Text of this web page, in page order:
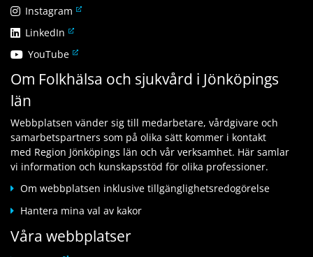
n
k
i
l
n
n
a
n
e
b
p
Instagram L
ä
k
i
a
n
n
a
n
e
b
b
LinkedIn L
n
k
l
l
a
n
a
n
e
YouTubeL
n
i
l
l
a
n
a
w
Om Folkhälsa och sjukvård i Jönköpings
län
Webbplatsen vänder sig till medarbetare, vårdgivare och
samarbetspartners som på olika sätt kommer i kontakt
med Region Jönköpings län och vår verksamhet. Här samlar
vi information och kunskapsstöd för olika professioner.
Om webbplatsen inklusive tillgänglighetsredogörelse
Hantera mina val av kakor
Våra webbplatser